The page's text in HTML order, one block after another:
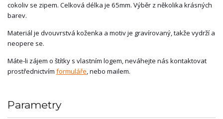
cokoliv se zipem. Celková délka je 65mm. Výběr z několika krásných
barev.
Materiál je dvouvrstvá koženka a motiv je gravírovaný, takže vydrží a
neopere se.
Máte-li zájem o štítky s vlastním logem, neváhejte nás kontaktovat
prostřednictvím formuláře, nebo mailem.
Parametry